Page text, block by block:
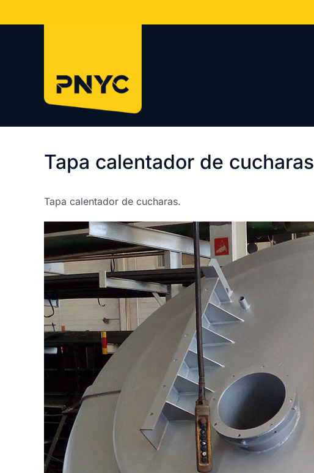
contenido
Tapa calentador de cucharas
Tapa calentador de cucharas.